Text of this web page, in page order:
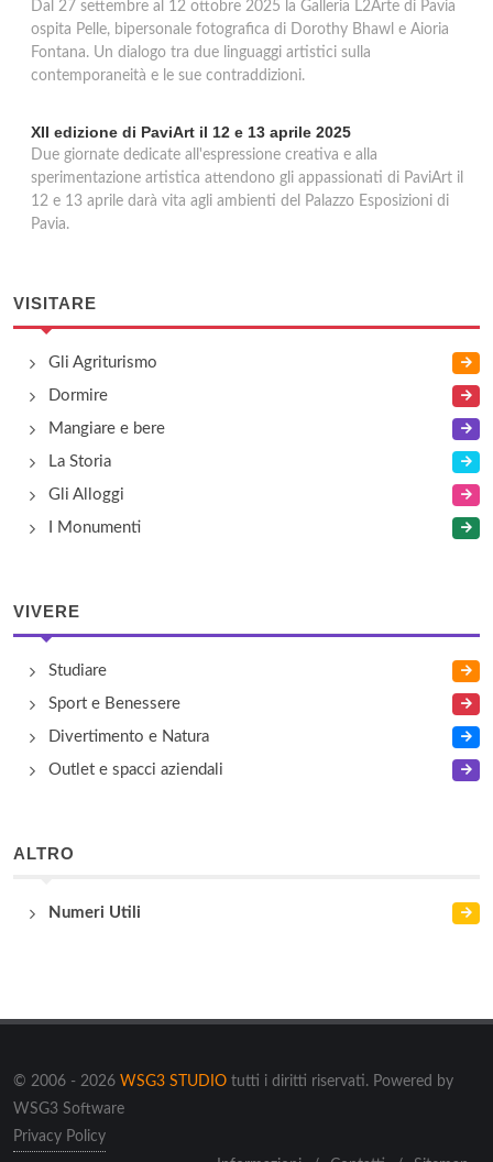
Dal 27 settembre al 12 ottobre 2025 la Galleria L2Arte di Pavia
ospita Pelle, bipersonale fotografica di Dorothy Bhawl e Aioria
Fontana. Un dialogo tra due linguaggi artistici sulla
contemporaneità e le sue contraddizioni.
XII edizione di PaviArt il 12 e 13 aprile 2025
Due giornate dedicate all'espressione creativa e alla
sperimentazione artistica attendono gli appassionati di PaviArt il
12 e 13 aprile darà vita agli ambienti del Palazzo Esposizioni di
Pavia.
VISITARE
Gli Agriturismo
Dormire
Mangiare e bere
La Storia
Gli Alloggi
I Monumenti
VIVERE
Studiare
Sport e Benessere
Divertimento e Natura
Outlet e spacci aziendali
ALTRO
Numeri Utili
© 2006 - 2026 WSG3 STUDIO tutti i diritti riservati. Powered by
WSG3 Software
Privacy Policy